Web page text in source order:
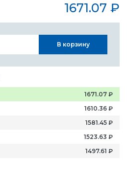
1671.07 ₽
В корзину
1671.07 ₽
1610.36 ₽
1581.45 ₽
1523.63 ₽
1497.61 ₽